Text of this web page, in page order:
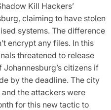
Kill Hackers’
claiming to have stolen
systems. The difference
encrypt any files. In this
threatened to release
citizens if
by the deadline. The city
the attackers were
for this new tactic to